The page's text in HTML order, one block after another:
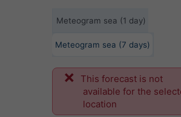
Meteogram sea (1 day)
Meteogram sea (7 days)
This forecast is not
available for the
location